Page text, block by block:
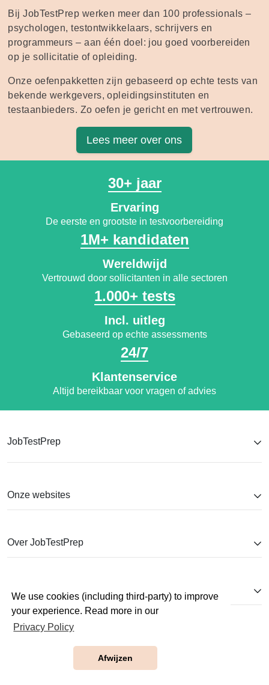
We use cookies (including third-party) to improve
your experience. Read more in our
Privacy Policy
Afwijzen
Bij JobTestPrep werken meer dan 100 professionals –
psychologen, testontwikkelaars, schrijvers en
programmeurs – aan één doel: jou goed voorbereiden
op je sollicitatie of opleiding.
Onze oefenpakketten zijn gebaseerd op echte tests van
bekende werkgevers, opleidingsinstituten en
testaanbieders. Zo oefen je gericht en met vertrouwen.
Lees meer over ons
30+ jaar
Ervaring
De eerste en grootste in testvoorbereiding
1M+ kandidaten
Wereldwijd
Vertrouwd door sollicitanten in alle sectoren
1.000+ tests
Incl. uitleg
Gebaseerd op echte assessments
24/7
Klantenservice
Altijd bereikbaar voor vragen of advies
JobTestPrep
Onze websites
Over JobTestPrep
Copyright © 2026. Alle rechten voorbehouden.